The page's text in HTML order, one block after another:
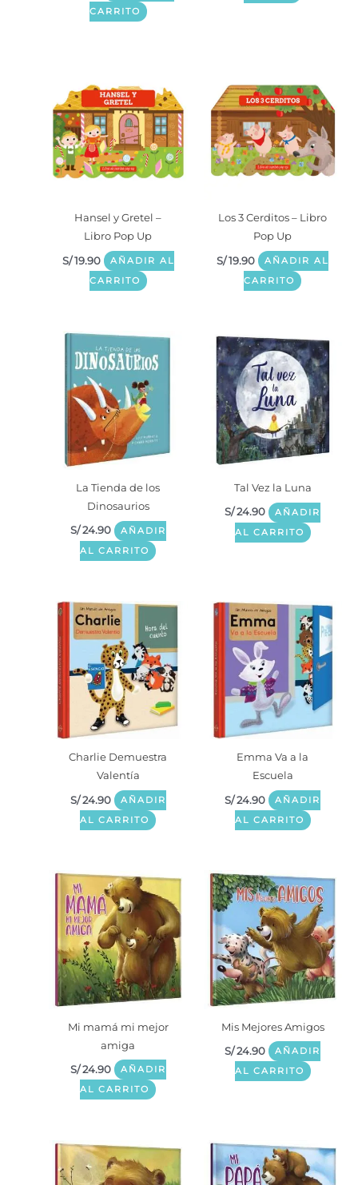
CARRITO
Hansel y Gretel –
Libro Pop Up
S/19.90
AÑADIR AL
CARRITO
Los 3 Cerditos – Libro
Pop Up
S/19.90
AÑADIR AL
CARRITO
La Tienda de los
Dinosaurios
S/24.90
AÑADIR
AL CARRITO
Tal Vez la Luna
S/24.90
AÑADIR
AL CARRITO
Charlie Demuestra
Valentía
S/24.90
AÑADIR
AL CARRITO
Emma Va a la
Escuela
S/24.90
AÑADIR
AL CARRITO
Mi mamá mi mejor
amiga
S/24.90
AÑADIR
AL CARRITO
Mis Mejores Amigos
S/24.90
AÑADIR
AL CARRITO